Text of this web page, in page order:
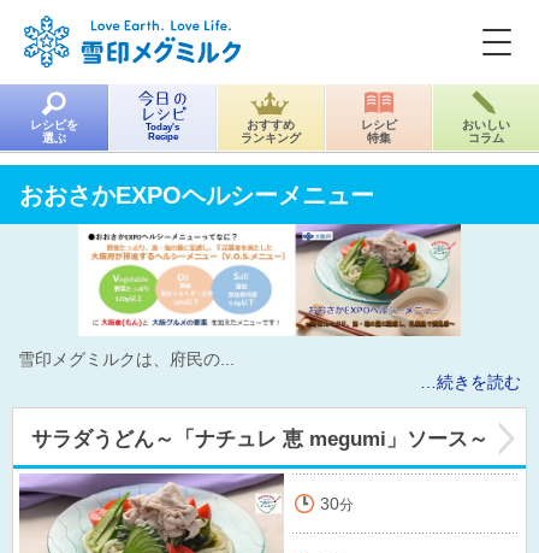
レシピを
選ぶ
Today's
Recipe
おすすめ
ランキング
レシピ
特集
おいしい
コラム
おおさかEXPOヘルシーメニュー
雪印メグミルクは、府民の...
…続きを読む
サラダうどん～「ナチュレ 恵 megumi」ソース～
30分